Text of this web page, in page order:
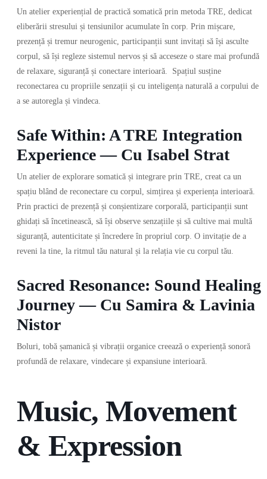
Un atelier experiențial de practică somatică prin metoda TRE, dedicat
eliberării stresului și tensiunilor acumulate în corp. Prin mișcare,
prezență și tremur neurogenic, participanții sunt invitați să își asculte
corpul, să își regleze sistemul nervos și să acceseze o stare mai profundă
de relaxare, siguranță și conectare interioară. Spațiul susține
reconectarea cu propriile senzații și cu inteligența naturală a corpului de
a se autoregla și vindeca.
Safe Within: A TRE Integration
Experience — Cu Isabel Strat
Un atelier de explorare somatică și integrare prin TRE, creat ca un
spațiu blând de reconectare cu corpul, simțirea și experiența interioară.
Prin practici de prezență și conșientizare corporală, participanții sunt
ghidați să încetinească, să își observe senzațiile și să cultive mai multă
siguranță, autenticitate și încredere în propriul corp. O invitație de a
reveni la tine, la ritmul tău natural și la relația vie cu corpul tău.
Sacred Resonance: Sound Healing
Journey — Cu Samira & Lavinia
Nistor
Boluri, tobă șamanică și vibrații organice creează o experiență sonoră
profundă de relaxare, vindecare și expansiune interioară.
Music, Movement
& Expression